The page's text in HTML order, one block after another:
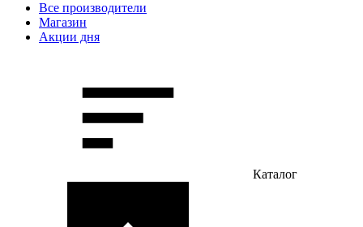
Все производители
Магазин
Акции дня
Каталог